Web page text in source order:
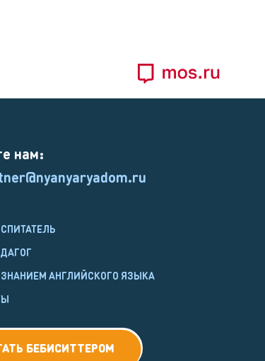
нам:
ЗНАНИЕМ АНГЛИЙСКОГО ЯЗЫКА
БЕБИСИТТЕРОМ